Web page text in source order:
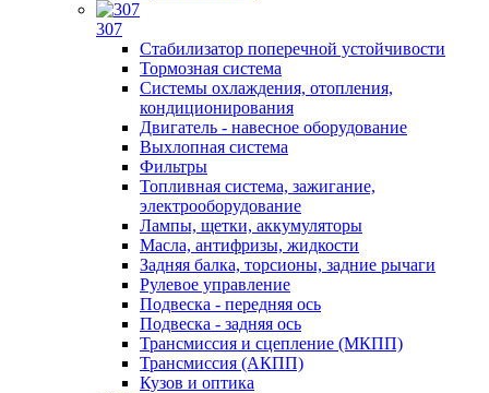
307
Стабилизатор поперечной устойчивости
Тормозная система
Системы охлаждения, отопления,
кондиционирования
Двигатель - навесное оборудование
Выхлопная система
Фильтры
Топливная система, зажигание,
электрооборудование
Лампы, щетки, аккумуляторы
Масла, антифризы, жидкости
Задняя балка, торсионы, задние рычаги
Рулевое управление
Подвеска - передняя ось
Подвеска - задняя ось
Трансмиссия и сцепление (МКПП)
Трансмиссия (АКПП)
Кузов и оптика